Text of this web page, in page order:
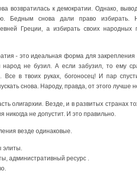
возвратилась к демократии. Однако,
Бедным снова дали право
Греции, а избирать своих народных
- это идеальная форма для
народ не бузил. А если забузил, то ему
в твоих руках, богоносец! И пар
снова. Народу, правда, от этого лучше
олигархии. Везде, и в развитых странах
не допустит. И это правильно.
везде одинаковые.
элиты.
административный ресурс .